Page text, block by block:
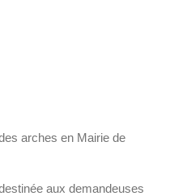
arches en Mairie de
aux demandeuses